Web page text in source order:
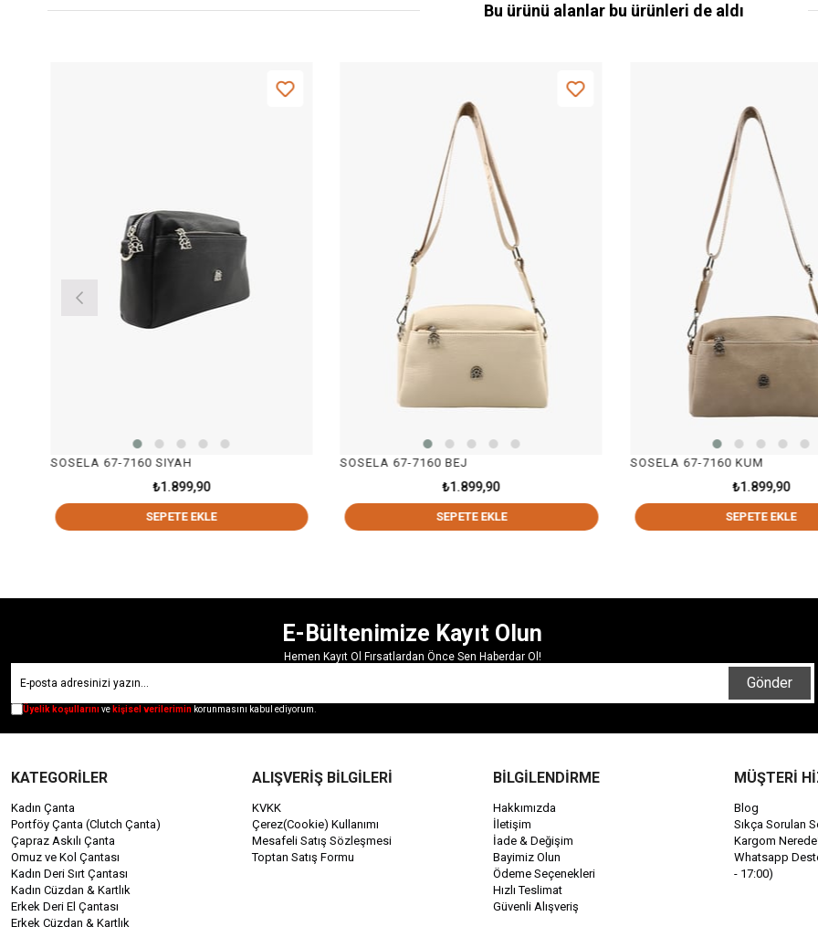
Bu ürünü alanlar bu ürünleri de aldı
SIYAH
SEPETE EKLE SEPETE EKLE SEPETE EKLE
E-Bültenimize Kayıt Olun
Hemen Kayıt Ol Fırsatlardan Önce Sen Haberdar Ol!
Gönder
Üyelik koşullarınıve kişisel verilerimin korunmasını kabul ediyorum.
KATEGORİLER
Kadın Çanta
Portföy Çanta (Clutch Çanta)
Çapraz Askılı Çanta
Omuz ve Kol Çantası
Kadın Deri Sırt Çantası
Kadın Cüzdan & Kartlık
Erkek Deri El Çantası
Erkek Cüzdan & Kartlık
ALIŞVERİŞ BİLGİLERİ
KVKK
Çerez(Cookie) Kullanımı
Mesafeli Satış Sözleşmesi
Toptan Satış Formu
BİLGİLENDİRME
Hakkımızda
İletişim
İade & Değişim
Bayimiz Olun
Ödeme Seçenekleri
Hızlı Teslimat
Güvenli Alışveriş
MÜŞTERİ
Blog
Sıkça Sorulan
Kargom
Whatsapp
- 17:00)